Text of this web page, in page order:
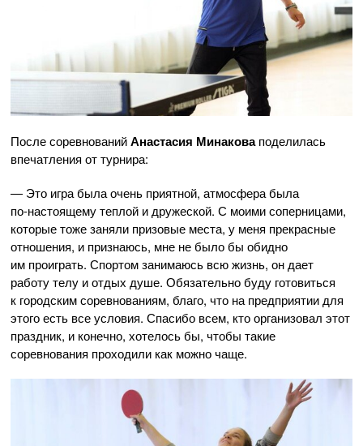
После соревнованийАнастасия Минаковаподелилась
впечатления от турнира:
— Это игра была очень приятной, атмосфера была
по-настоящемутеплой и дружеской. С моими соперницами,
которые тоже заняли призовые места, у меня прекрасные
отношения, и признаюсь, мне не было бы обидно
им проиграть. Спортом занимаюсь всю жизнь, он дает
работу телу и отдых душе. Обязательно буду готовиться
к городским соревнованиям, благо, что на предприятии для
этого есть все условия. Спасибо всем, кто организовал этот
праздник, и конечно, хотелось бы, чтобы такие
соревнования проходили как можно чаще.